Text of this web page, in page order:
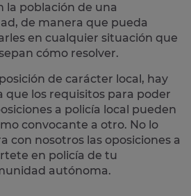
la población de una
de manera que pueda
en cualquier situación que
cómo resolver.
de carácter local, hay
los requisitos para poder
a policía local pueden
convocante a otro. No lo
con nosotros las oposiciones a
en policía de tu
autónoma.